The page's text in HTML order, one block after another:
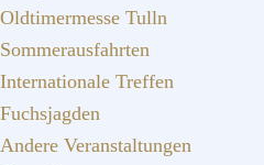
Oldtimermesse Tulln
Sommerausfahrten
Internationale Treffen
Fuchsjagden
Andere Veranstaltungen